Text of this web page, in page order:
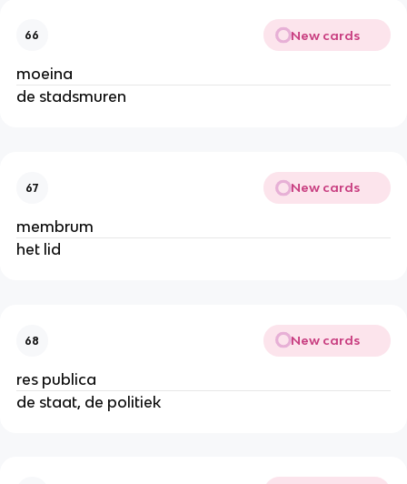
66 New cards
moeina
de stadsmuren
67 New cards
membrum
het lid
68 New cards
res publica
de staat, de politiek